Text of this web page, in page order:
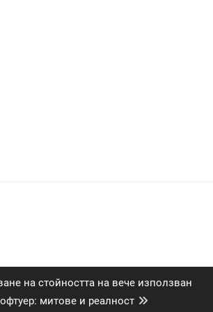
на стойността на вече използван
митове и реалност